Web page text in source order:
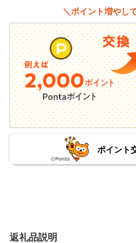
＼ポイント増やし
ポイント
返礼品説明